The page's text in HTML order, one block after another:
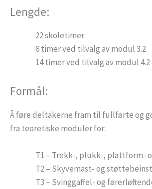
Lengde:
22 skoletimer
6 timer ved tilvalg av modul 3.2
14 timer ved tilvalg av modul 4.2
Formål:
Å føre deltakerne fram til fullførte og
fra teoretiske moduler for:
T1 – Trekk-, plukk-, plattform-
T2 – Skyvemast- og
T3 – Svinggaffel- og